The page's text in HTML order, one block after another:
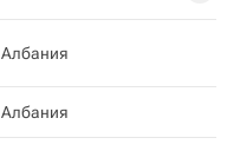
Албания
Албания